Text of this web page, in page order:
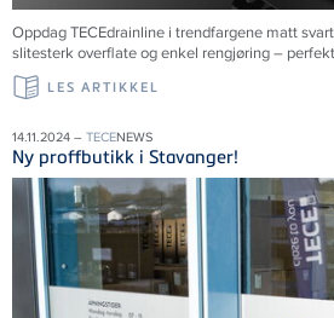
Oppdag TECEdrainline i trendfargene matt
slitesterk overflate og enkel rengjøring –
LES ARTIKKEL
14.11.2024 – TECENEWS
Ny proffbutikk i Stavanger!